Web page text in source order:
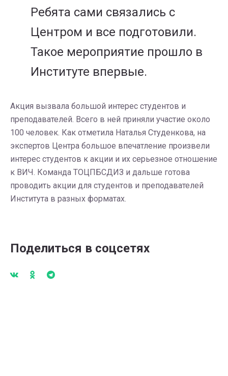
Ребята сами связались с
Центром и все подготовили.
Такое мероприятие прошло в
Институте впервые.
Акция вызвала большой интерес студентов и
преподавателей. Всего в ней приняли участие около
100 человек. Как отметила Наталья Студенкова, на
экспертов Центра большое впечатление произвели
интерес студентов к акции и их серьезное отношение
к ВИЧ. Команда ТОЦПБСДИЗ и дальше готова
проводить акции для студентов и преподавателей
Института в разных форматах.
Поделиться в соцсетях